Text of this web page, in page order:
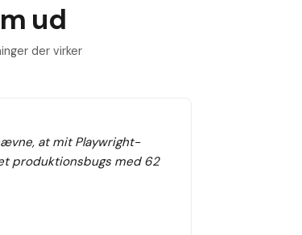
ud
der virker
at mit Playwright-
produktionsbugs med 62